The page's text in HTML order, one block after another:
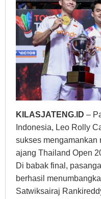
KILASJATENG.ID –
Indonesia, Leo Rolly
sukses mengamankan
ajang Thailand Open
Di babak final,
berhasil
Satwiksairaj